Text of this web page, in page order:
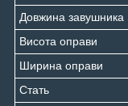
Довжина завушника
Висота оправи
Ширина оправи
Стать